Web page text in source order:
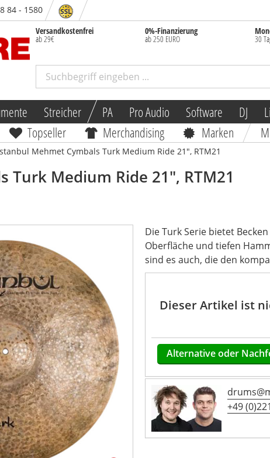
84 - 1580
Versandkostenfrei
ab 29€
0%-Finanzierung
ab 250 EURO 30
Streicher PA Pro Audio Software DJ
Topseller Merchandising Marken
Mehmet Cymbals Turk Medium Ride 21", RTM21
Turk Medium Ride 21", RTM21
Die Turk Serie bietet
Oberfläche und tiefen
sind es auch, die den
Dieser Artikel ist
Alternative oder
+49